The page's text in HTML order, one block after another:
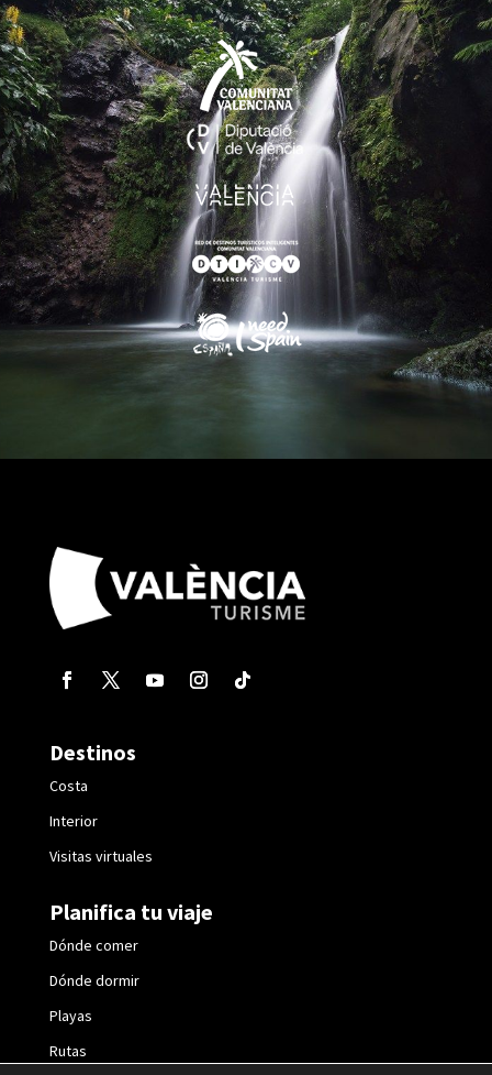
Destinos
Costa
Interior
Visitas virtuales
Planifica tu viaje
Dónde comer
Dónde dormir
Playas
Rutas